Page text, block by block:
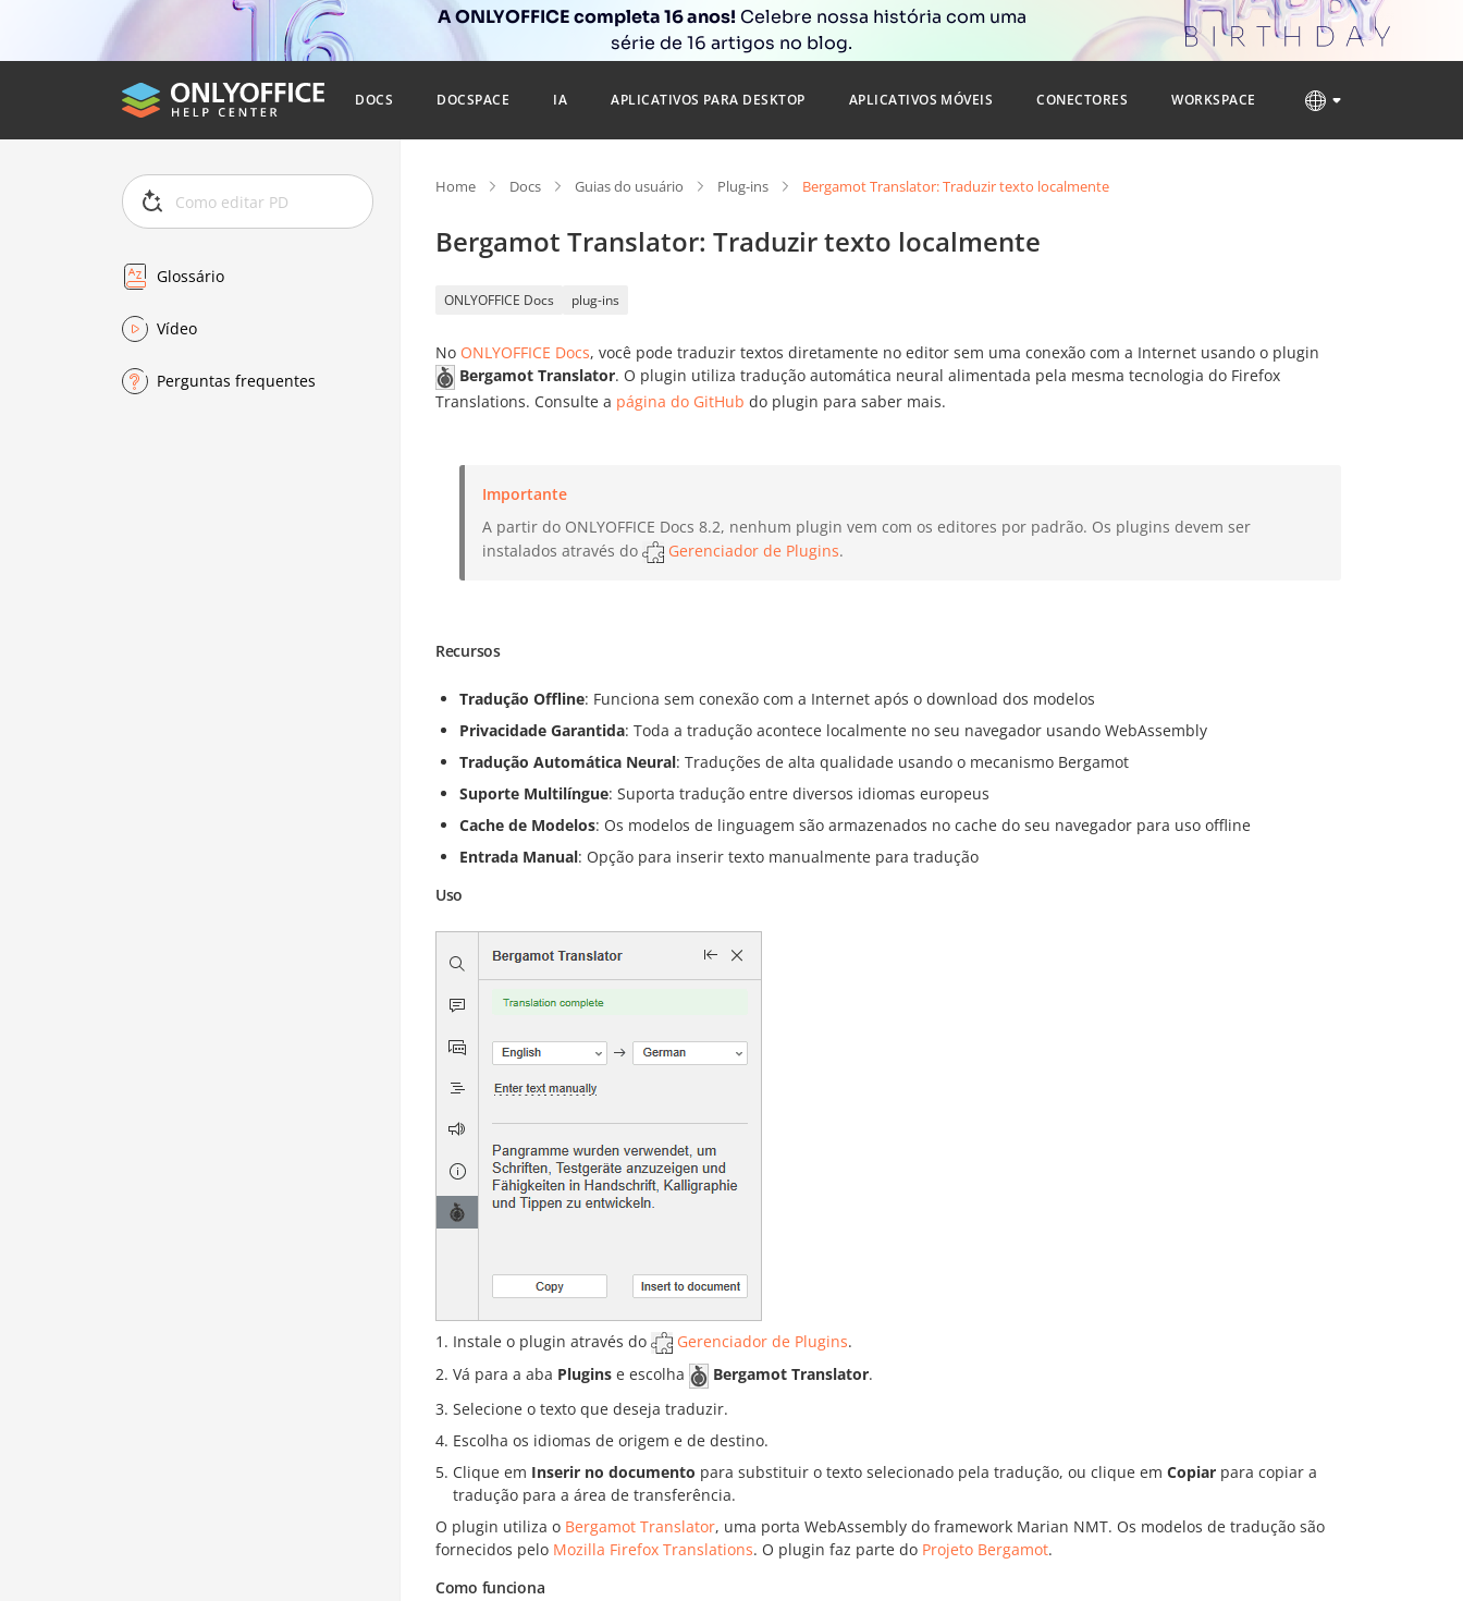
A ONLYOFFICE completa 16 anos! Celebre nossa história com uma
série de 16 artigos no blog.
DOCS DOCSPACE IA APLICATIVOS PARA DESKTOP APLICATIVOS MÓVEIS CONECTORES WORKSPACE
Glossário
Vídeo
Perguntas frequentes
Home Docs Guias do usuário Plug-ins Bergamot Translator: Traduzir texto localmente
Bergamot Translator: Traduzir texto localmente
ONLYOFFICE Docs plug-ins
No ONLYOFFICE Docs, você pode traduzir textos diretamente no editor sem uma conexão com a Internet usando o plugin
Bergamot Translator. O plugin utiliza tradução automática neural alimentada pela mesma tecnologia do Firefox
Translations. Consulte a página do GitHub do plugin para saber mais.
Importante
A partir do ONLYOFFICE Docs 8.2, nenhum plugin vem com os editores por padrão. Os plugins devem ser
instalados através do
Gerenciador de Plugins.
Recursos
Tradução Offline: Funciona sem conexão com a Internet após o download dos modelos
Privacidade Garantida: Toda a tradução acontece localmente no seu navegador usando WebAssembly
Tradução Automática Neural: Traduções de alta qualidade usando o mecanismo Bergamot
Suporte Multilíngue: Suporta tradução entre diversos idiomas europeus
Cache de Modelos: Os modelos de linguagem são armazenados no cache do seu navegador para uso offline
Entrada Manual: Opção para inserir texto manualmente para tradução
Uso
Instale o plugin através do Gerenciador de Plugins.
Vá para a aba Plugins e escolha Bergamot Translator.
Selecione o texto que deseja traduzir.
Escolha os idiomas de origem e de destino.
Clique em Inserir no documento para substituir o texto selecionado pela tradução, ou clique em Copiar para copiar a
tradução para a área de transferência.
O plugin utiliza o Bergamot Translator, uma porta WebAssembly do framework Marian NMT. Os modelos de tradução são
fornecidos pelo Mozilla Firefox Translations. O plugin faz parte do Projeto Bergamot.
Como funciona